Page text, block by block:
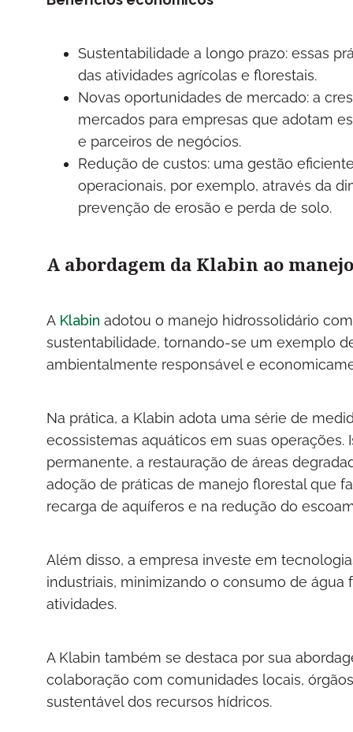
Sustentabilidade a longo prazo: essas
das atividades agrícolas e florestais.
Novas oportunidades de mercado: a
mercados para empresas que adotam
e parceiros de negócios.
Redução de custos: uma gestão
operacionais, por exemplo, através da
prevenção de erosão e perda de solo.
A abordagem da Klabin ao
A Klabin adotou o manejo hidrossolidário
sustentabilidade, tornando-se um exemplo
ambientalmente responsável e
Na prática, a Klabin adota uma série de
ecossistemas aquáticos em suas
permanente, a restauração de áreas
adoção de práticas de manejo florestal que
recarga de aquíferos e na redução do
Além disso, a empresa investe em
industriais, minimizando o consumo de
atividades.
A Klabin também se destaca por sua
colaboração com comunidades locais,
sustentável dos recursos hídricos.